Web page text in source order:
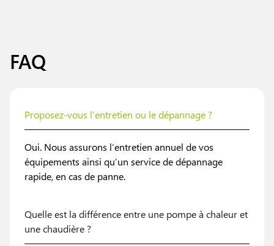
FAQ
Proposez-vous l’entretien ou le dépannage ?
Oui. Nous assurons l’entretien annuel de vos
équipements ainsi qu’un service de dépannage
rapide, en cas de panne.
Quelle est la différence entre une pompe à chaleur et
une chaudière ?